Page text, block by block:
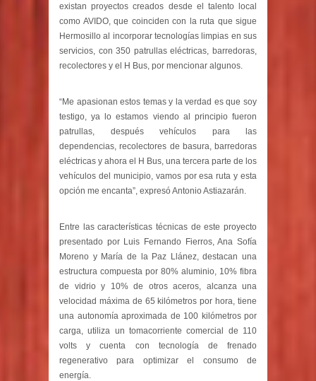
existan proyectos creados desde el talento local
como AVIDO, que coinciden con la ruta que sigue
Hermosillo al incorporar tecnologías limpias en sus
servicios, con 350 patrullas eléctricas, barredoras,
recolectores y el H Bus, por mencionar algunos.
“Me apasionan estos temas y la verdad es que soy
testigo, ya lo estamos viendo al principio fueron
patrullas, después vehículos para las
dependencias, recolectores de basura, barredoras
eléctricas y ahora el H Bus, una tercera parte de los
vehículos del municipio, vamos por esa ruta y esta
opción me encanta”, expresó Antonio Astiazarán.
Entre las características técnicas de este proyecto
presentado por Luis Fernando Fierros, Ana Sofía
Moreno y María de la Paz Llánez, destacan una
estructura compuesta por 80% aluminio, 10% fibra
de vidrio y 10% de otros aceros, alcanza una
velocidad máxima de 65 kilómetros por hora, tiene
una autonomía aproximada de 100 kilómetros por
carga, utiliza un tomacorriente comercial de 110
volts y cuenta con tecnología de frenado
regenerativo para optimizar el consumo de
energía.